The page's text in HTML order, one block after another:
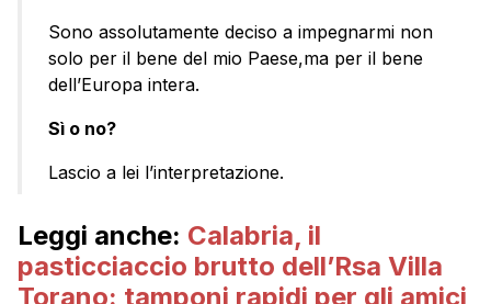
Sono assolutamente deciso a impegnarmi non
solo per il bene del mio Paese,ma per il bene
dell’Europa intera.
Sì o no?
Lascio a lei l’interpretazione.
Leggi anche: Calabria, il
pasticciaccio brutto dell’Rsa Villa
Torano: tamponi rapidi per gli amici